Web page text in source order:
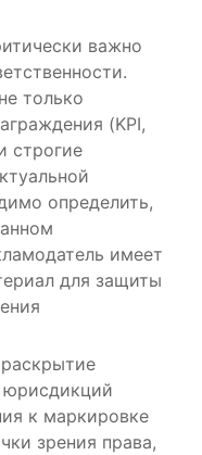
важно
только
(KPI,
строгие
определить,
имеет
для защиты
к маркировке
зрения права,